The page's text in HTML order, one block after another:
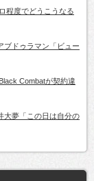
程度でどうこうなる
ブドゥラマン「ビュー
Combatが契約違
大夢「この日は自分の